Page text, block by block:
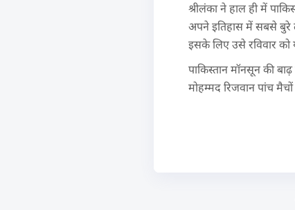
श्रीलंका ने हाल ही में
अपने इतिहास में सबसे बुरे
इसके लिए उसे रविवार को
पाकिस्तान मॉनसून की
मोहम्मद रिजवान पांच